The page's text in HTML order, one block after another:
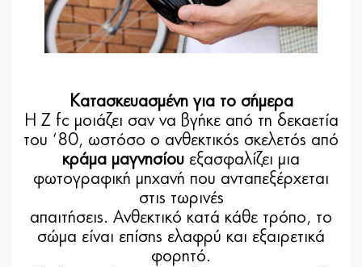
Κατασκευασμένη για το σήμερα
Η Z fc μοιάζει σαν να βγήκε από τη δεκαετία
του ‘80, ωστόσο ο ανθεκτικός σκελετός από
κράμα μαγνησίου εξασφαλίζει μια
φωτογραφική μηχανή που ανταπεξέρχεται
στις τωρινές
απαιτήσεις. Ανθεκτικό κατά κάθε τρόπο, το
σώμα είναι επίσης ελαφρύ και εξαιρετικά
φορητό.